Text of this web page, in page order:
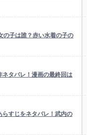
の子は誰？赤い水着の子の
ネタバレ！漫画の最終回は
らすじをネタバレ！武内の